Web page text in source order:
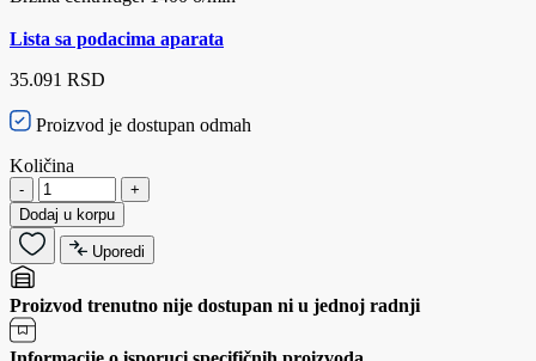
Lista sa podacima aparata
35.091 RSD
Proizvod je dostupan odmah
Količina
-
+
Dodaj u korpu
Uporedi
Proizvod trenutno nije dostupan ni u jednoj radnji